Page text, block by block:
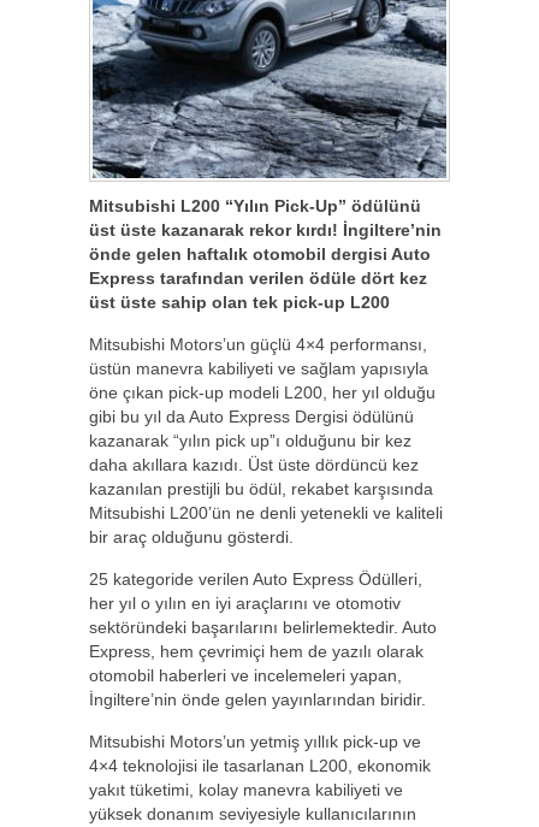
Mitsubishi L200 “Yılın Pick-Up” ödülünü
üst üste kazanarak rekor kırdı! İngiltere’nin
önde gelen haftalık otomobil dergisi Auto
Express tarafından verilen ödüle dört kez
üst üste sahip olan tek pick-up L200
Mitsubishi Motors’un güçlü 4×4 performansı,
üstün manevra kabiliyeti ve sağlam yapısıyla
öne çıkan pick-up modeli L200, her yıl olduğu
gibi bu yıl da Auto Express Dergisi ödülünü
kazanarak “yılın pick up”ı olduğunu bir kez
daha akıllara kazıdı. Üst üste dördüncü kez
kazanılan prestijli bu ödül, rekabet karşısında
Mitsubishi L200’ün ne denli yetenekli ve kaliteli
bir araç olduğunu gösterdi.
25 kategoride verilen Auto Express Ödülleri,
her yıl o yılın en iyi araçlarını ve otomotiv
sektöründeki başarılarını belirlemektedir. Auto
Express, hem çevrimiçi hem de yazılı olarak
otomobil haberleri ve incelemeleri yapan,
İngiltere’nin önde gelen yayınlarından biridir.
Mitsubishi Motors’un yetmiş yıllık pick-up ve
4×4 teknolojisi ile tasarlanan L200, ekonomik
yakıt tüketimi, kolay manevra kabiliyeti ve
yüksek donanım seviyesiyle kullanıcılarının